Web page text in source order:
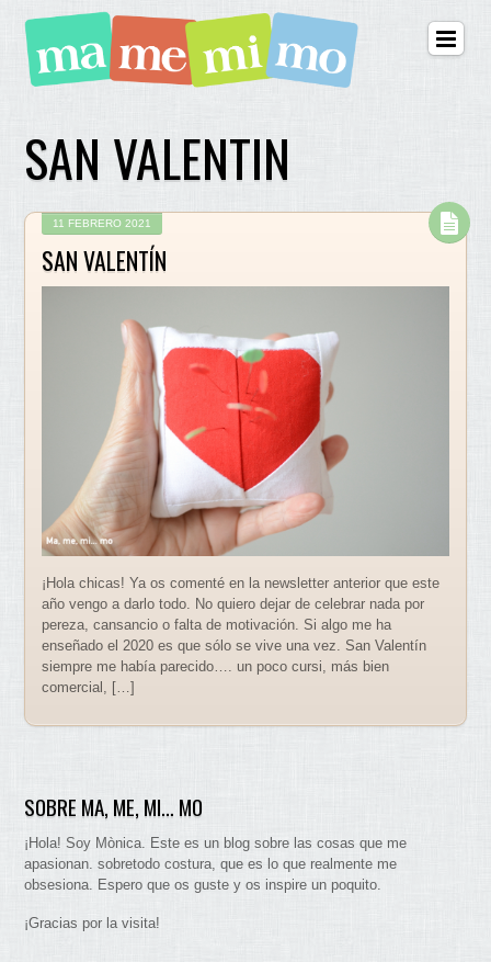
SAN VALENTIN
11 FEBRERO 2021
SAN VALENTÍN
¡Hola chicas! Ya os comenté en la newsletter anterior que este
año vengo a darlo todo. No quiero dejar de celebrar nada por
pereza, cansancio o falta de motivación. Si algo me ha
enseñado el 2020 es que sólo se vive una vez. San Valentín
siempre me había parecido…. un poco cursi, más bien
comercial, […]
SOBRE MA, ME, MI… MO
¡Hola! Soy Mònica. Este es un blog sobre las cosas que me
apasionan. sobretodo costura, que es lo que realmente me
obsesiona. Espero que os guste y os inspire un poquito.
¡Gracias por la visita!